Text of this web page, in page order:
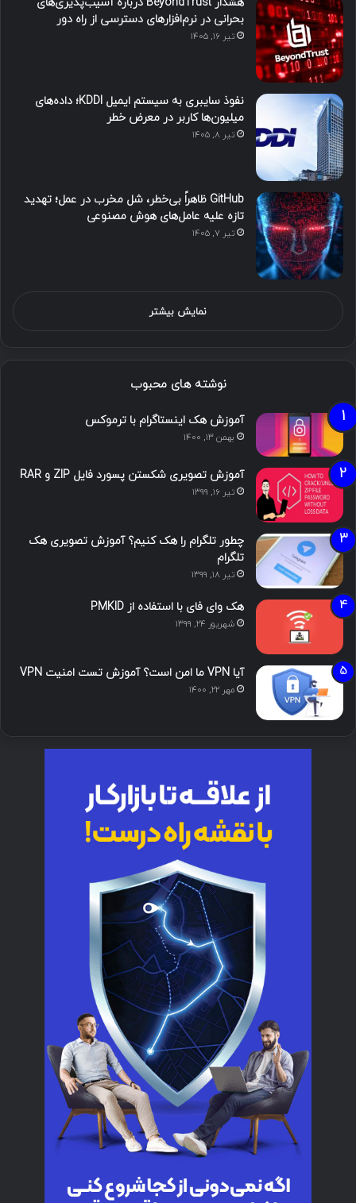
بحرانی در نرم‌افزارهای دسترسی از راه دور
تیر ۱۶, ۱۴۰۵
نفوذ سایبری به سیستم ایمیل KDDI؛ داده‌های
میلیون‌ها کاربر در معرض خطر
تیر ۸, ۱۴۰۵
GitHub ظاهراً بی‌خطر، شل مخرب در عمل؛ تهدید
تازه علیه عامل‌های هوش مصنوعی
تیر ۷, ۱۴۰۵
نمایش بیشتر
نوشته های محبوب
آموزش هک اینستاگرام با ترموکس
بهمن ۱۳, ۱۴۰۰
آموزش تصویری شکستن پسورد فایل ZIP و RAR
تیر ۱۶, ۱۳۹۹
چطور تلگرام را هک کنیم؟ آموزش تصویری هک
تلگرام
تیر ۱۸, ۱۳۹۹
هک وای فای با استفاده از PMKID
شهریور ۲۴, ۱۳۹۹
آیا VPN ما امن است؟ آموزش تست امنیت VPN
مهر ۲۲, ۱۴۰۰